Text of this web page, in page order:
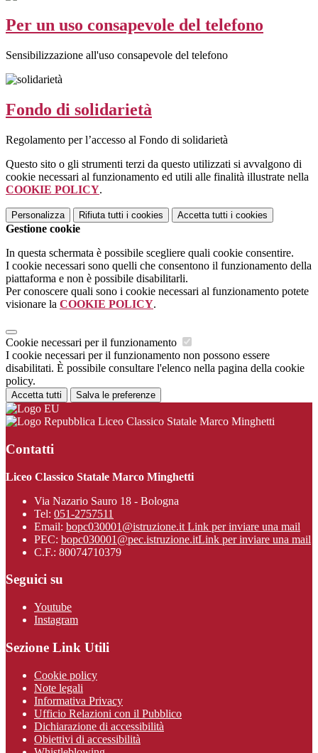
Per un uso consapevole del telefono
Sensibilizzazione all'uso consapevole del telefono
Fondo di solidarietà
Regolamento per l’accesso al Fondo di solidarietà
Questo sito o gli strumenti terzi da questo utilizzati si avvalgono di
cookie necessari al funzionamento ed utili alle finalità illustrate nella
COOKIE POLICY.
Personalizza Rifiuta tutti i cookies Accetta tutti i cookies
Gestione cookie
In questa schermata è possibile scegliere quali cookie consentire.
I cookie necessari sono quelli che consentono il funzionamento della
piattaforma e non è possibile disabilitarli.
Per conoscere quali sono i cookie necessari al funzionamento potete
visionare la COOKIE POLICY.
Cookie necessari per il funzionamento
I cookie necessari per il funzionamento non possono essere
disabilitati. È possibile consultare l'elenco nella pagina della cookie
policy.
Accetta tutti Salva le preferenze
Liceo Classico Statale Marco Minghetti
Contatti
Liceo Classico Statale Marco Minghetti
Via Nazario Sauro 18 - Bologna
Tel: 051-2757511
Email: bopc030001@istruzione.it Link per inviare una mail
PEC: bopc030001@pec.istruzione.itLink per inviare una mail
C.F.: 80074710379
Seguici su
Youtube
Instagram
Sezione Link Utili
Cookie policy
Note legali
Informativa Privacy
Ufficio Relazioni con il Pubblico
Dichiarazione di accessibilità
Obiettivi di accessibilità